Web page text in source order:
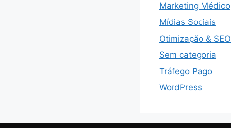
Marketing Médico
Mídias Sociais
Otimização & SEO
Sem categoria
Tráfego Pago
WordPress